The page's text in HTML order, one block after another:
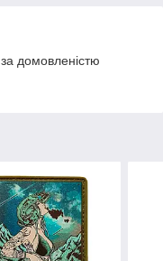
домовленістю